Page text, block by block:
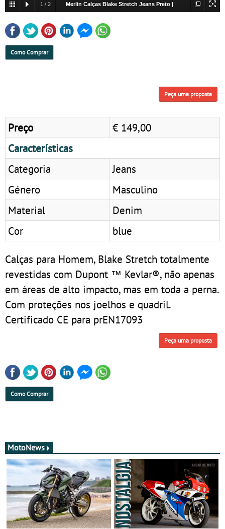
1 / 2 Merlin Calças Blake Stretch Jeans Preto |
Como Comprar
Peça uma proposta
Preço
€ 149,00
Características
Categoria
Jeans
Género
Masculino
Material
Denim
Cor
blue
Calças para Homem, Blake Stretch totalmente
revestidas com Dupont ™ Kevlar®, não apenas
em áreas de alto impacto, mas em toda a perna.
Com proteções nos joelhos e quadril.
Certificado CE para prEN17093
Peça uma proposta
Como Comprar
MotoNews